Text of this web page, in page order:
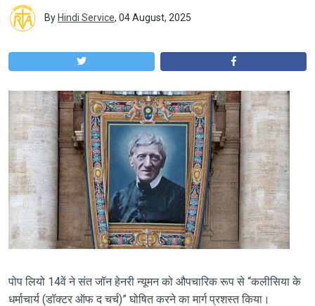
By Hindi Service, 04 August, 2025
पोप लियो 14वें ने संत जॉन हेनरी न्यूमन को औपचारिक रूप से “कलीसिया के
धर्माचार्य (डॉक्टर ऑफ द चर्च)” घोषित करने का मार्ग प्रशस्त किया।